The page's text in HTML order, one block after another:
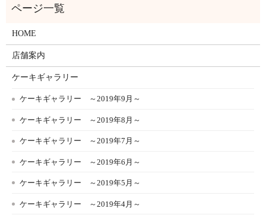
HOME
店舗案内
ケーキギャラリー
ケーキギャラリー ～2019年9月～
ケーキギャラリー ～2019年8月～
ケーキギャラリー ～2019年7月～
ケーキギャラリー ～2019年6月～
ケーキギャラリー ～2019年5月～
ケーキギャラリー ～2019年4月～